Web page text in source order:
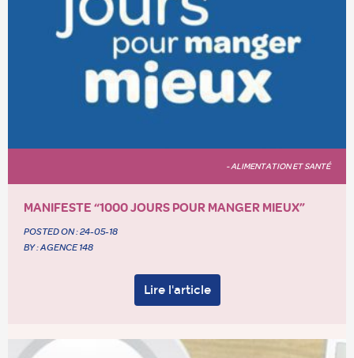
- ALIMENTATION ET SANTÉ
MANIFESTE “1000 JOURS POUR MANGER MIEUX”
POSTED ON :24-05-18
BY : AGENCE 148
Lire l'article